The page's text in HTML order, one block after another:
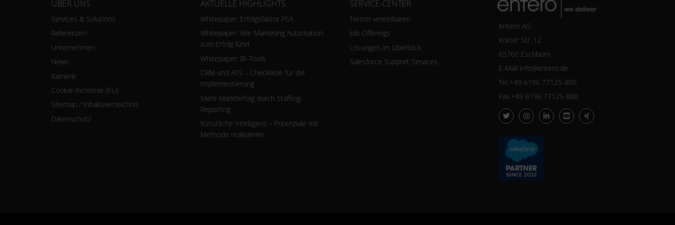
ÜBER UNS
Services & Solutions
Referenzen
Unternehmen
News
Karriere
Cookie-Richtlinie (EU)
Sitemap / Inhaltsverzeichnis
Datenschutz
AKTUELLE HIGHLIGHTS
Whitepaper: Erfolgsfaktor PSA
Whitepaper: Wie Marketing Automation
zum Erfolg führt
Whitepaper: BI-Tools
CRM und ATS – Checkliste für die
Implementierung
Mehr Markterfolg durch Staffing-
Reporting
Künstliche Intelligenz – Potenziale mit
Methode realisieren
SERVICE-CENTER
Termin vereinbaren
Job-Offerings
Lösungen im Überblick
Salesforce Support Services
entero AG
Kölner Str. 12
65760 Eschborn
E-Mail info@entero.de
Tel +49 6196 77125-800
Fax +49 6196 77125-888